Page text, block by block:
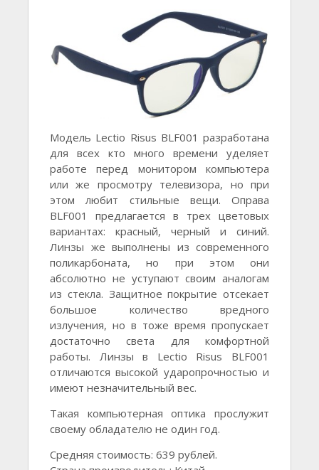
Модель Lectio Risus BLF001 разработана
для всех кто много времени уделяет
работе перед монитором компьютера
или же просмотру телевизора, но при
этом любит стильные вещи. Оправа
BLF001 предлагается в трех цветовых
вариантах: красный, черный и синий.
Линзы же выполнены из современного
поликарбоната, но при этом они
абсолютно не уступают своим аналогам
из стекла. Защитное покрытие отсекает
большое количество вредного
излучения, но в тоже время пропускает
достаточно света для комфортной
работы. Линзы в Lectio Risus BLF001
отличаются высокой ударопрочностью и
имеют незначительный вес.
Такая компьютерная оптика прослужит
своему обладателю не один год.
Средняя стоимость: 639 рублей.